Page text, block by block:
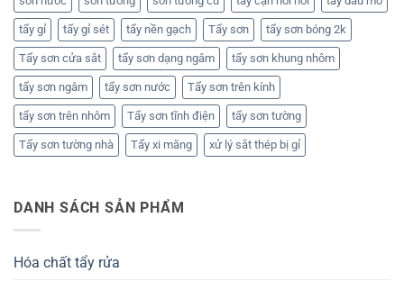
tẩy gỉ tẩy gỉ sét tẩy nền gạch Tẩy sơn tẩy sơn bóng 2k
Tẩy sơn cửa sắt tẩy sơn dạng ngâm tẩy sơn khung nhôm
tẩy sơn ngâm tẩy sơn nước Tẩy sơn trên kính
tẩy sơn trên nhôm Tẩy sơn tĩnh điện tẩy sơn tường
Tẩy sơn tường nhà Tẩy xi măng xử lý sắt thép bị gỉ
DANH SÁCH SẢN PHẨM
Hóa chất tẩy rửa